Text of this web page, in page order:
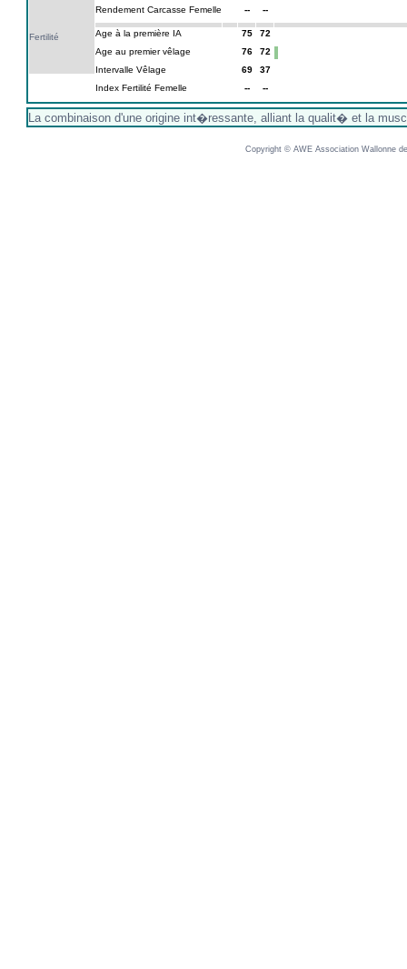
Fertilité
Rendement Carcasse Femelle
-- --
Age à la première IA 75
72
Age au premier vêlage
76
72
Intervalle Vêlage
69
37
Index Fertilité Femelle
-- --
La combinaison d'une origine int�ressante, alliant la qualit� et la
Copyright © AWE Association Wallonne